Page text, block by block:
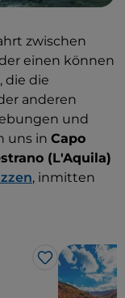
zwischen
einen können
die die
anderen
und
uns in Capo
(L'Aquila)
, inmitten
Like